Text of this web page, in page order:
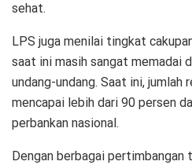
sehat.
LPS juga menilai tingkat
saat ini masih sangat memadai
undang-undang. Saat ini, jumlah
mencapai lebih dari 90 persen
perbankan nasional.
Dengan berbagai